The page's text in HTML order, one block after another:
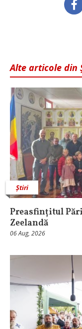
Alte articole din
Știri
Preasfințitul
Zeelandă
06 Aug, 2026